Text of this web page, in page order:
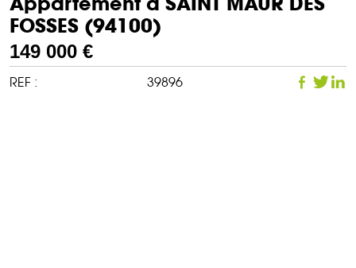
FOSSES (94100)
149 000 €
REF : 39896